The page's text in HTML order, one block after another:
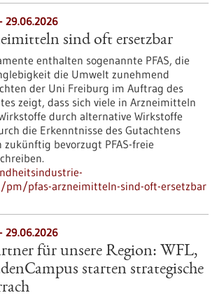
sind oft ersetzbar
enthalten sogenannte PFAS, die
die Umwelt zunehmend
der Uni Freiburg im Auftrag des
zeigt, dass sich viele in Arzneimitteln
durch alternative Wirkstoffe
die Erkenntnisse des Gutachtens
bevorzugt PFAS-freie
pm/pfas-arzneimitteln-sind-oft-ersetzbar
für unsere Region: WFL,
starten strategische